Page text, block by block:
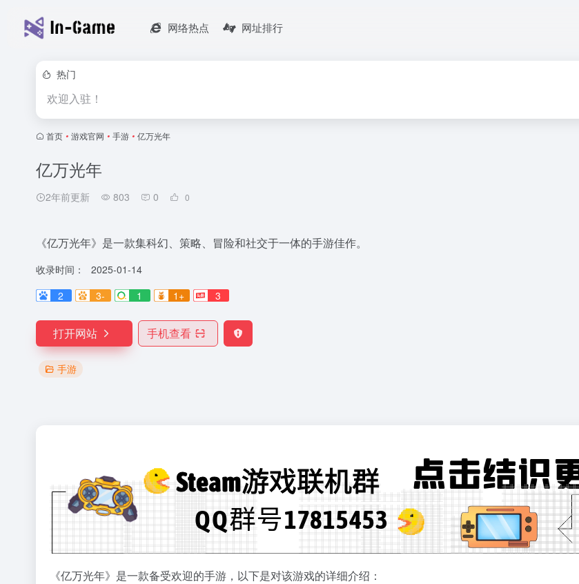
网络热点 网址排行
热门
欢迎入驻！
首页 • 游戏官网 • 手游 • 亿万光年
亿万光年
2年前更新 803 0 0
《亿万光年》是一款集科幻、策略、冒险和社交于一体的手游佳作。
收录时间：
2025-01-14
2
3- 1 1+ 3
打开网站 手机查看
手游
《亿万光年》是一款备受欢迎的手游，以下是对该游戏的详细介绍：